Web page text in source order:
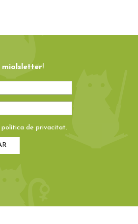
miolsletter!
política de privacitat.